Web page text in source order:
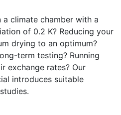
a climate chamber with a
of 0.2 K? Reducing your
drying to an optimum?
term testing? Running
exchange rates? Our
introduces suitable